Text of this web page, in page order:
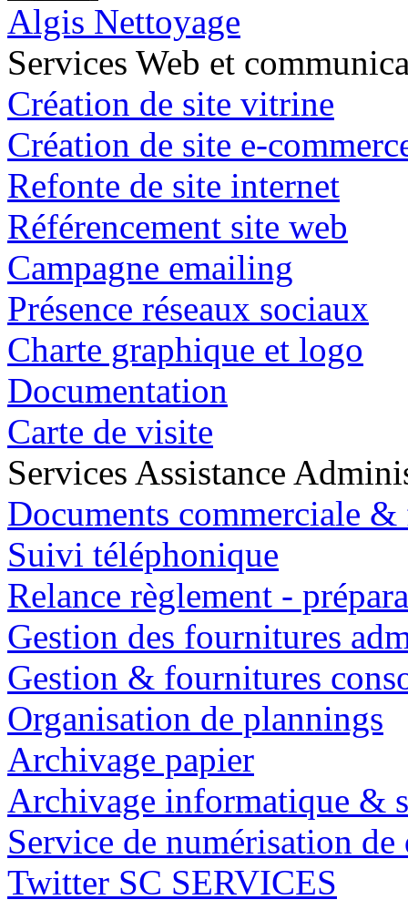
Algis Nettoyage
Services Web et
Création de site vitrine
Création de site e-
Refonte de site internet
Référencement site web
Campagne emailing
Présence réseaux sociaux
Charte graphique et logo
Documentation
Carte de visite
Services Assistance
Documents commerciale &
Suivi téléphonique
Relance règlement -
Gestion des fournitures
Gestion & fournitures
Organisation de plannings
Archivage papier
Archivage informatique &
Service de numérisation de
Twitter SC SERVICES